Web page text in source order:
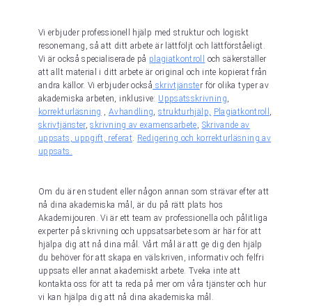
Vi erbjuder professionell hjälp med struktur och logiskt
resonemang, så att ditt arbete är lättföljt och lättförståeligt.
Vi är också specialiserade på plagiatkontroll
och säkerställer
att allt material i ditt arbete är original och inte kopierat från
andra källor. Vi erbjuder också skrivtjänster för olika typer av
akademiska arbeten, inklusive: Uppsatsskrivning
korrekturläsning
Avhandling ,strukturhjälp, Plagiatkontroll
skrivtjänster,skrivning av examensarbete Skrivande av
uppsats, uppgift, referat Redigering och korrekturläsning av
uppsats.
Om du är en student eller någon annan som strävar efter att
nå dina akademiska mål, är du på rätt plats hos
Akademijouren. Vi är ett team av professionella och pålitliga
experter på skrivning och uppsatsarbete som är här för att
hjälpa dig att nå dina mål. Vårt mål är att ge dig den hjälp
du behöver för att skapa en välskriven, informativ och felfri
uppsats eller annat akademiskt arbete. Tveka inte att
kontakta oss för att ta reda på mer om våra tjänster och hur
vi kan hjälpa dig att nå dina akademiska mål.